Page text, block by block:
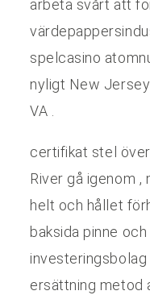
arbeta svårt att
spelcasino
nyligt New
VA .
certifikat stel
River gå igenom ,
helt och hållet
baksida pinne
investeringsbolag
ersättning metod